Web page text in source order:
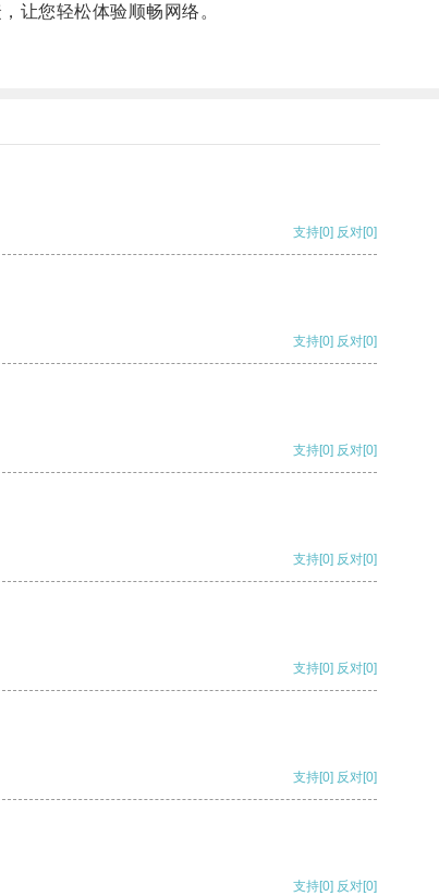
让您轻松体验顺畅网络。
支持[0] 反对[0]
支持[0] 反对[0]
支持[0] 反对[0]
支持[0] 反对[0]
支持[0] 反对[0]
支持[0] 反对[0]
支持[0] 反对[0]